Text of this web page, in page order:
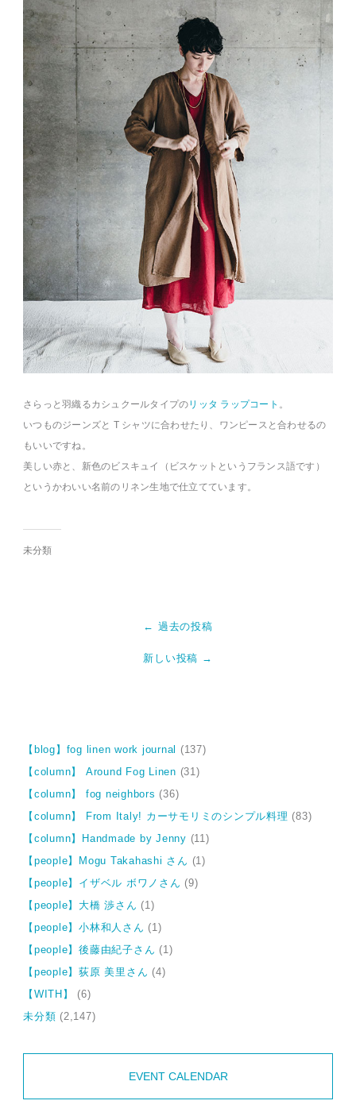
さらっと羽織るカシュクールタイプのリッタ ラップコート 。
いつものジーンズと T シャツに合わせたり、ワンピースと合わせるの
もいいですね。
美しい赤と、新色のビスキュイ（ビスケットというフランス語です）
というかわいい名前のリネン生地で仕立てています。
未分類
← 過去の投稿
新しい投稿 →
【blog】fog linen work journal
(137)
【column】 Around Fog Linen (31)
【column】 fog neighbors (36)
【column】 From Italy! カーサモリミのシンプル料理 (83)
【column】Handmade by Jenny (11)
【people】Mogu Takahashi さん (1)
【people】イザベル ボワノさん (9)
【people】大橋 渉さん (1)
【people】小林和人さん (1)
【people】後藤由紀子さん (1)
【people】荻原 美里さん (4)
【WITH】
(6)
未分類 (2,147)
EVENT CALENDAR